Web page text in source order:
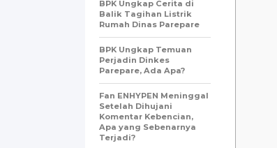
BPK Ungkap Cerita di
Balik Tagihan Listrik
Rumah Dinas Parepare
BPK Ungkap Temuan
Perjadin Dinkes
Parepare, Ada Apa?
Fan ENHYPEN Meninggal
Setelah Dihujani
Komentar Kebencian,
Apa yang Sebenarnya
Terjadi?